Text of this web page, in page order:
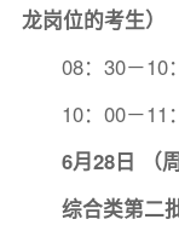
龙岗位的考生）
08：30－10
10：00－11
6月28日 （
综合类第二